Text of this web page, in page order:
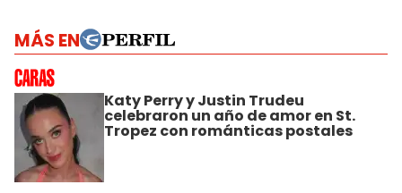
MÁS EN
Katy Perry y Justin Trudeu
celebraron un año de amor en St.
Tropez con románticas postales